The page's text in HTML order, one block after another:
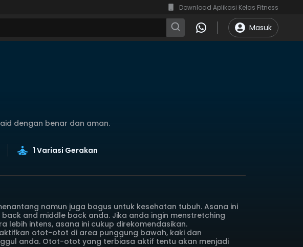
Download Aplikasi Kelas Fitness
Masuk
dengan benar dan aman.
1 Variasi Gerakan
namun juga bagus untuk kesehatan tubuh. Asana ini
and middle back anda. Jika anda ingin menstretching
lebih intens, asana ini cukup direkomendasikan.
otot-otot di area punggung bawah, kaki dan
anda. Otot-otot yang terbiasa aktif tentu akan menjadi